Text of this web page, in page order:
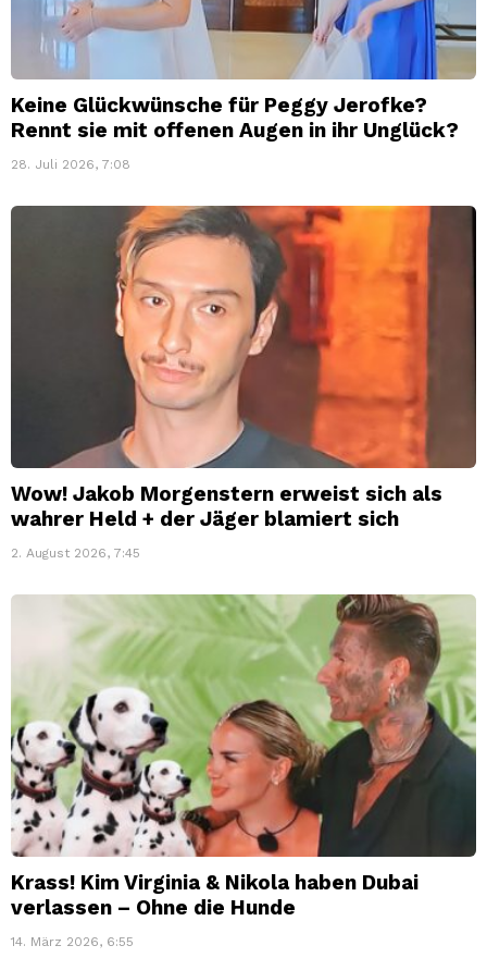
Keine Glückwünsche für Peggy Jerofke?
Rennt sie mit offenen Augen in ihr Unglück?
28. Juli 2026, 7:08
Wow! Jakob Morgenstern erweist sich als
wahrer Held + der Jäger blamiert sich
2. August 2026, 7:45
Krass! Kim Virginia & Nikola haben Dubai
verlassen – Ohne die Hunde
14. März 2026, 6:55